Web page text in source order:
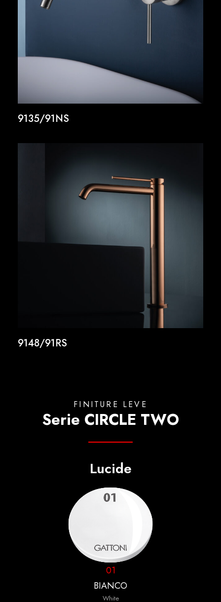
9135/91NS
9148/91RS
FINITURE LEVE
Serie CIRCLE TWO
Lucide
01
BIANCO
White